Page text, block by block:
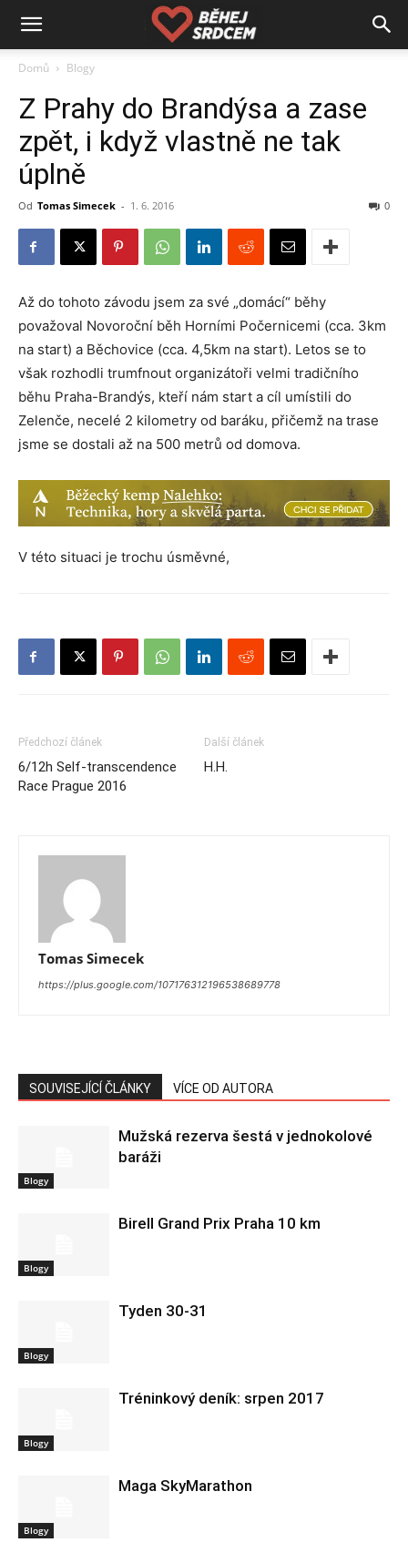
Domů Blogy
Z Prahy do Brandýsa a zase
zpět, i když vlastně ne tak
úplně
Od Tomas Simecek - 1. 6. 2016 0
Až do tohoto závodu jsem za své „domácí“ běhy
považoval Novoroční běh Horními Počernicemi (cca. 3km
na start) a Běchovice (cca. 4,5km na start). Letos se to
však rozhodli trumfnout organizátoři velmi tradičního
běhu Praha-Brandýs, kteří nám start a cíl umístili do
Zelenče, necelé 2 kilometry od baráku, přičemž na trase
jsme se dostali až na 500 metrů od domova.
V této situaci je trochu úsměvné,
Předchozí článek
6/12h Self-transcendence
Race Prague 2016
Další článek
H.H.
Tomas Simecek
https://plus.google.com/107176312196538689778
SOUVISEJÍCÍ ČLÁNKY VÍCE OD AUTORA
Blogy
Mužská rezerva šestá v jednokolové
baráži
Blogy
Birell Grand Prix Praha 10 km
Blogy
Tyden 30-31
Blogy
Tréninkový deník: srpen 2017
Blogy
Maga SkyMarathon